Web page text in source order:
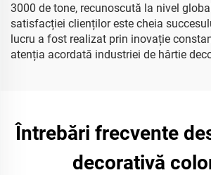
3000 de tone, recunoscută la nivel
satisfacției clienților este cheia
lucru a fost realizat prin inovație
atenția acordată industriei de hârtie
Întrebări frecvente
decorativă